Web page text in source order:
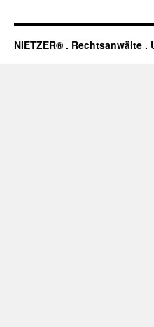
NIETZER® . Rechtsanwälte .